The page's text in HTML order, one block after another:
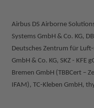
Airbus DS Airborne
Systems GmbH & Co. KG,
Deutsches Zentrum für
GmbH & Co. KG, SKZ - KFE
Bremen GmbH (TBBCert –
IFAM), TC-Kleben GmbH,